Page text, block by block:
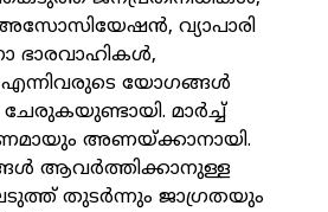
വ്യാപാരി
ഭാരവാഹികള്‍,
യോഗങ്ങള്‍
ചേരുകയുണ്ടായി. മാര്‍ച്ച്
അണയ്ക്കാനായി.
ആവര്‍ത്തിക്കാനുള്ള
തുടര്‍ന്നും ജാഗ്രതയും